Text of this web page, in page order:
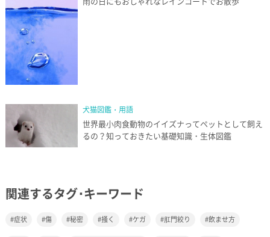
犬猫図鑑・用語
世界最小肉食動物のイイズナってペットとして飼え
るの？知っておきたい基礎知識・生体図鑑
関連するタグ･キーワード
症状 傷 秘密 掻く ケガ 肛門絞り 飲ませ方